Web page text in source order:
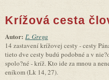
Krížová cesta
Autor: Ľ. Grega
14 zastavení krížovej cesty - cesty
tieto dve cesty budú podobné a v
spolo?né - kríž. Kto ide za mnou a
eníkom (Lk 14, 27).